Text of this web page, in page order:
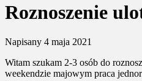
Roznoszenie
Napisany 4 maja 2021
Witam szukam 2-3 osób do
weekendzie majowym praca